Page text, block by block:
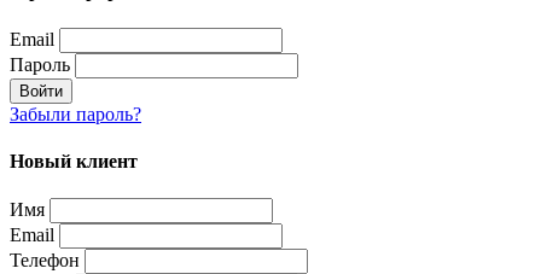
Email
Пароль
Войти
Забыли пароль?
Новый клиент
Имя
Email
Телефон